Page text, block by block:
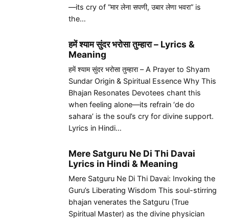
—its cry of “मार लेना सपणी, उबार लेणा भवरा” is
the…
हमें श्याम सुंदर भरोसा तुम्हारा – Lyrics &
Meaning
हमें श्याम सुंदर भरोसा तुम्हारा – A Prayer to Shyam
Sundar Origin & Spiritual Essence Why This
Bhajan Resonates Devotees chant this
when feeling alone—its refrain ‘de do
sahara’ is the soul’s cry for divine support.
Lyrics in Hindi…
Mere Satguru Ne Di Thi Davai
Lyrics in Hindi & Meaning
Mere Satguru Ne Di Thi Davai: Invoking the
Guru’s Liberating Wisdom This soul-stirring
bhajan venerates the Satguru (True
Spiritual Master) as the divine physician